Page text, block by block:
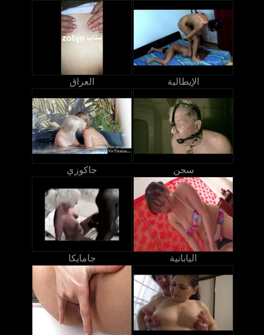
العراق الإيطالية
جاكوزي سجن
جامايكا اليابانية